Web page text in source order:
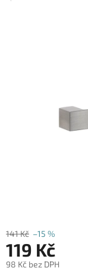
141 Kč –15 %
119 Kč
98 Kč bez DPH